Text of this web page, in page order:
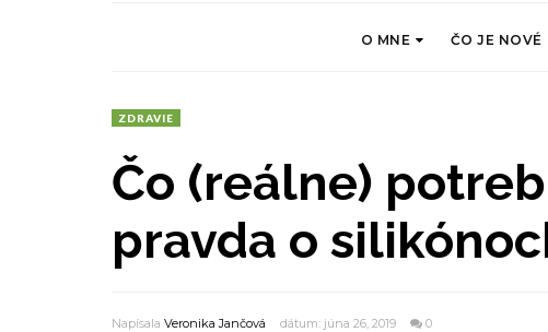
O MNE ČO JE NOVÉ
ZDRAVIE
Čo (reálne)
pravda o
Napísala Veronika Jančová dátum: júna 26, 2019 0